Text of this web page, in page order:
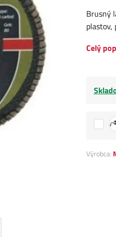
Brusný
Celý
Výrobca: